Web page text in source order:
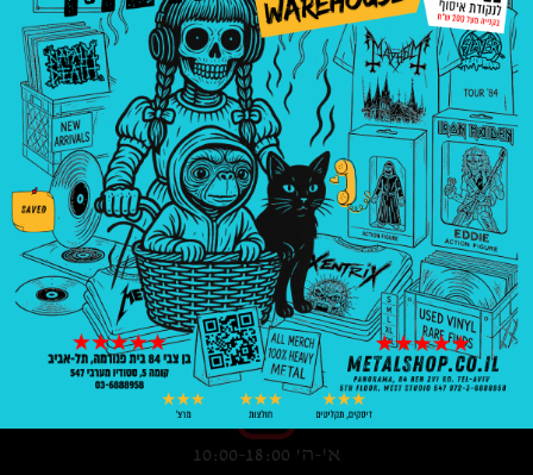
בניין פנורמה, בן צבי 84, ת"א קומה 5, סטודיו
547
03-6888958
א'-ה' 10:00-18:00